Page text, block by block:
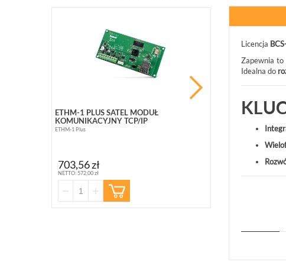
ETHM-1 PLUS SATEL MODUŁ
KOMUNIKACYJNY TCP/IP
ETHM-1 Plus
703,56 zł
NETTO: 572,00 zł
BCS-B-SP08G02G
BCS-B-SP08G02G
NETTO: 295,20 zł
Licencja
Zapewnia to
Idealna do